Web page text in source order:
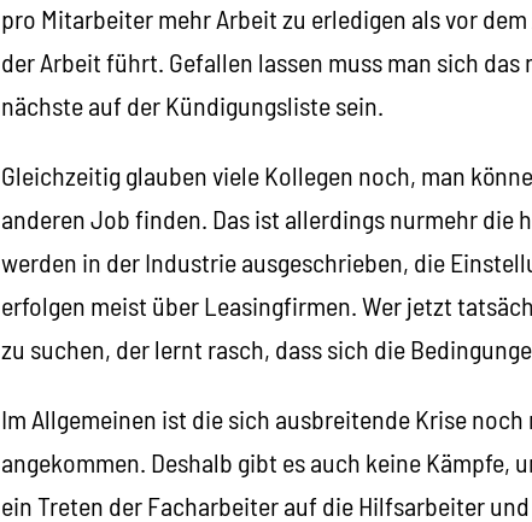
pro Mitarbeiter mehr Arbeit zu erledigen als vor
der Arbeit führt. Gefallen lassen muss man sich
nächste auf der Kündigungsliste sein.
Gleichzeitig glauben viele Kollegen noch, man
anderen Job finden. Das ist allerdings nurmehr die
werden in der Industrie ausgeschrieben, die
erfolgen meist über Leasingfirmen. Wer jetzt
zu suchen, der lernt rasch, dass sich die
Im Allgemeinen ist die sich ausbreitende Krise
angekommen. Deshalb gibt es auch keine Kämpfe,
ein Treten der Facharbeiter auf die Hilfsarbeiter